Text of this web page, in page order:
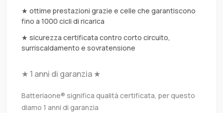
★ ottime prestazioni grazie e celle che garantiscono
fino a 1000 cicli di ricarica
★ sicurezza certificata contro corto circuito,
surriscaldamento e sovratensione
★ 1 anni di garanzia ★
Batteriaone® significa qualità certificata, per questo
diamo 1 anni di garanzia